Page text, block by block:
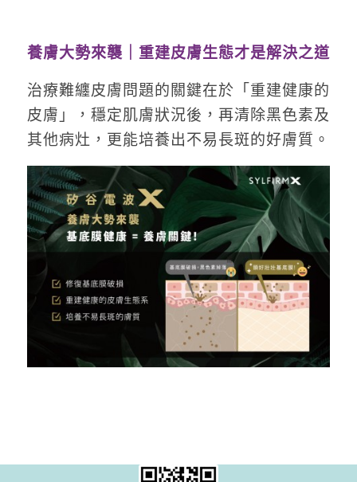
養膚大勢來襲｜重建皮膚生態才是解決之道
治療難纏皮膚問題的關鍵在於「重建健康的
皮膚」，穩定肌膚狀況後，再清除黑色素及
其他病灶，更能培養出不易長斑的好膚質。